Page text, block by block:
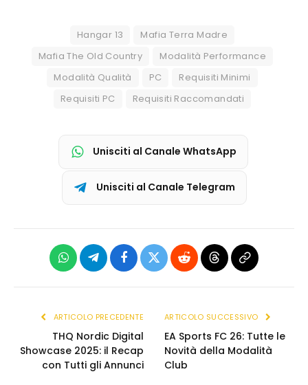
Hangar 13
Mafia Terra Madre
Mafia The Old Country
Modalità Performance
Modalità Qualità
PC
Requisiti Minimi
Requisiti PC
Requisiti Raccomandati
Unisciti al Canale WhatsApp
Unisciti al Canale Telegram
WhatsAppTelegramFacebook
X
Reddit ThreadsCopia
ARTICOLO PRECEDENTE
THQ Nordic Digital
Showcase 2025: il Recap
con Tutti gli Annunci
ARTICOLO SUCCESSIVO
EA Sports FC 26: Tutte le
Novità della Modalità
Club